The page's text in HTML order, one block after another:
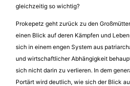
gleichzeitig so wichtig?
Prokepetz geht zurück zu den
einen Blick auf deren Kämpfen und
sich in einem engen System aus
und wirtschaftlicher Abhängigkeit
sich nicht darin zu verlieren. In dem
Portärt wird deutlich, wie sich der Blick